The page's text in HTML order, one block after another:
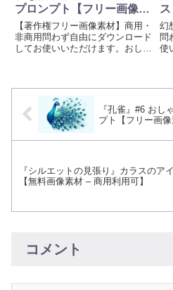
プロンプト【フリー画像素
材 – 商用利用可】
【著作権フリー画像素材】商用・
非商用問わず自由にダウンロード
してお使いいただけます。おしゃ
りを加えるために、ぜひお使いく
ださい。画像生成時のプロンプト
も掲載しています。
ス
幻
問
使
『孔雀』#6 おし
プト【フリー画像
『シルエットの見張り』カラスのア
【無料画像素材 – 商用利用可】
コメント